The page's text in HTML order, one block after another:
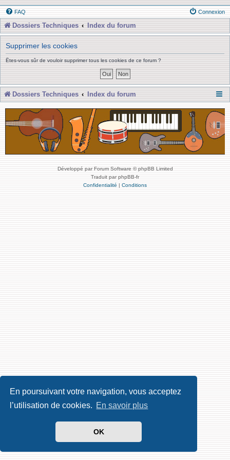
En poursuivant votre navigation, vous acceptez
l’utilisation de cookies. En savoir plus
OK
FAQ Connexion
Dossiers Techniques Index du forum
Supprimer les cookies
Êtes-vous sûr de vouloir supprimer tous les cookies de ce forum ?
Dossiers Techniques Index du forum
Développé par Forum Software © phpBB Limited
Traduit par phpBB-fr
Confidentialité | Conditions